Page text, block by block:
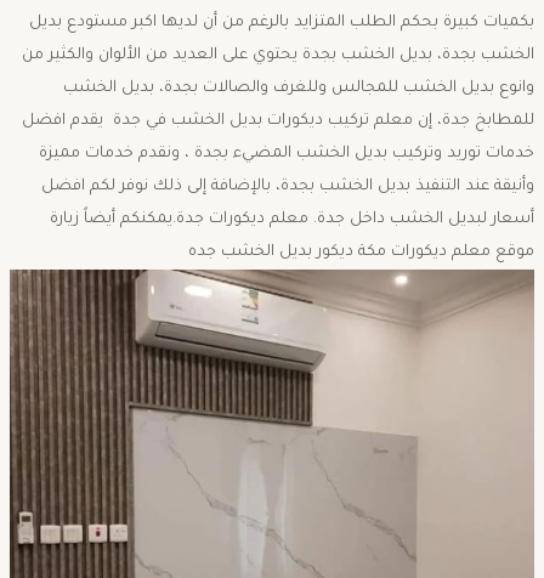
بكميات كبيرة بحكم الطلب المتزايد بالرغم من أن لديها اكبر مستودع بديل
الخشب بجدة، بديل الخشب بجدة يحتوي على العديد من الألوان والكثير من
وانوع بديل الخشب للمجالس وللغرف والصالات بجدة، بديل الخشب
للمطابخ جدة، إن معلم تركيب ديكورات بديل الخشب في جدة يقدم افضل
خدمات توريد وتركيب بديل الخشب المضيء بجدة ، ونقدم خدمات مميزة
وأنيقة عند التنفيذ بديل الخشب بجدة، بالإضافة إلى ذلك نوفر لكم افضل
أسعار لبديل الخشب داخل جدة. معلم ديكورات جدة.يمكنكم أيضاً زيارة
موقع معلم ديكورات مكة ديكور بديل الخشب جده